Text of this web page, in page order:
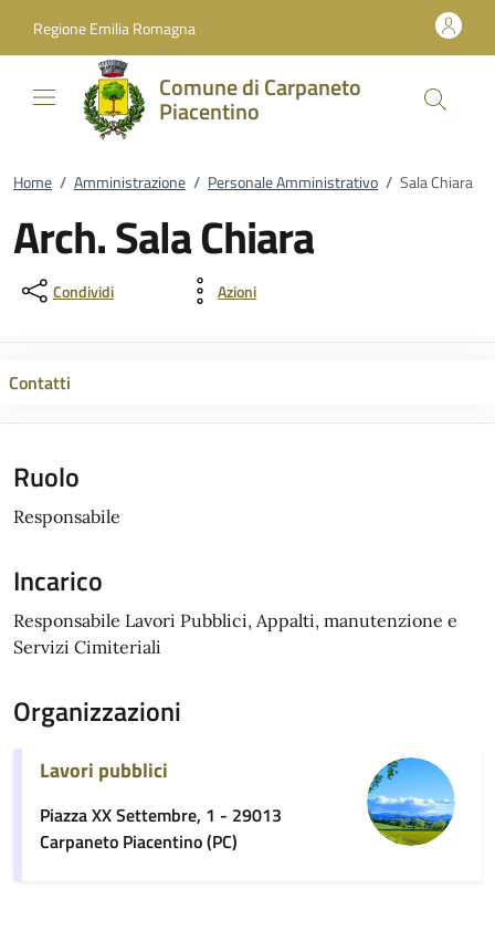
Regione Emilia Romagna
Comune di Carpaneto
Piacentino
Home / Amministrazione / Personale Amministrativo / Sala Chiara
Arch. Sala Chiara
Condividi Azioni
Contatti
Ruolo
Responsabile
Incarico
Responsabile Lavori Pubblici, Appalti, manutenzione e
Servizi Cimiteriali
Organizzazioni
Lavori pubblici
Piazza XX Settembre, 1 - 29013
Carpaneto Piacentino (PC)